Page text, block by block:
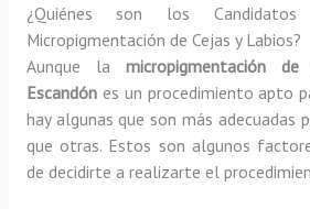
¿Quiénes son los
Micropigmentación de Cejas y Labios?
Aunque lamicropigmentación
Escandónes un procedimiento apto
hay algunas que son más
que otras. Estos son algunos
de decidirte a realizarte el